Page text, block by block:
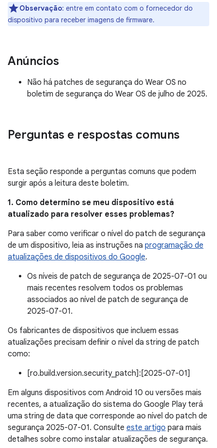
Observação: entre em contato com o fornecedor do
dispositivo para receber imagens de firmware.
Anúncios
Não há patches de segurança do Wear OS no
boletim de segurança do Wear OS de julho de 2025.
Perguntas e respostas comuns
Esta seção responde a perguntas comuns que podem
surgir após a leitura deste boletim.
1. Como determino se meu dispositivo está
atualizado para resolver esses problemas?
Para saber como verificar o nível do patch de segurança
de um dispositivo, leia as instruções na programação de
atualizações de dispositivos do Google.
Os níveis de patch de segurança de 2025-07-01 ou
mais recentes resolvem todos os problemas
associados ao nível de patch de segurança de
2025-07-01.
Os fabricantes de dispositivos que incluem essas
atualizações precisam definir o nível da string de patch
como:
[ro.build.version.security_patch]:[2025-07-01]
Em alguns dispositivos com Android 10 ou versões mais
recentes, a atualização do sistema do Google Play terá
uma string de data que corresponde ao nível do patch de
segurança 2025-07-01. Consulte este artigo para mais
detalhes sobre como instalar atualizações de segurança.